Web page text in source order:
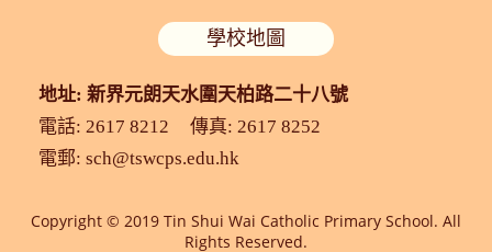
地址: 新界元朗天水圍天柏路二十八號
學校地圖
電話: 2617 8212
傳真: 2617 8252
電郵: sch@tswcps.edu.hk
Copyright © 2019 Tin Shui Wai Catholic Primary School. All
Rights Reserved.